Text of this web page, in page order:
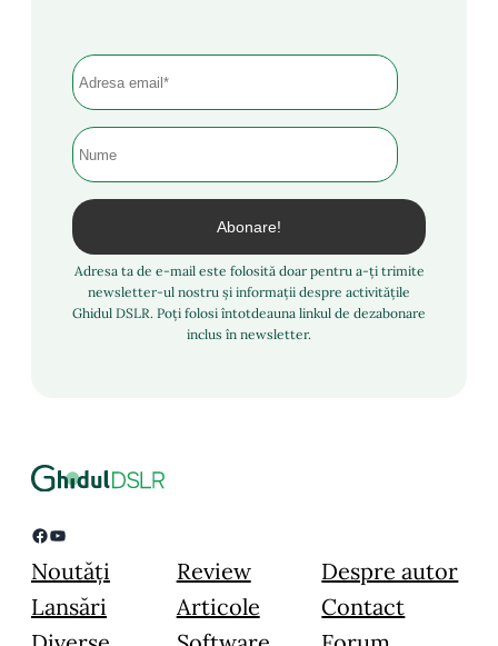
Adresa ta de e-mail este folosită doar pentru a-ți trimite
newsletter-ul nostru și informații despre activitățile
Ghidul DSLR. Poți folosi întotdeauna linkul de dezabonare
inclus în newsletter.
Facebook YouTube
Noutăți
Lansări
Review
Articole
Despre autor
Contact